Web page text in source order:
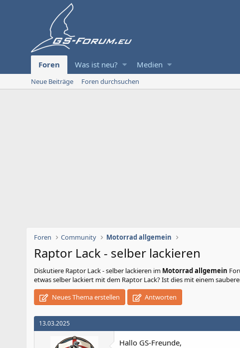
Foren Was ist neu? Medien
Neue Beiträge Foren durchsuchen
Foren Community Motorrad allgemein
Raptor Lack - selber lackieren
Diskutiere Raptor Lack - selber lackieren im Motorrad allgemein
etwas selber lackiert mit dem Raptor Lack? Ist dies mit einem
Neues Thema erstellen
Antworten
13.03.2025
Hallo GS-Freunde,